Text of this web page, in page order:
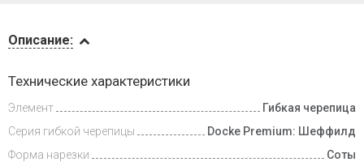
и оплата
Описание:
Технические характеристики
Элемент
Гибкая черепица
Серия гибкой черепицы
Docke Premium: Шеффилд
Форма нарезки
Соты